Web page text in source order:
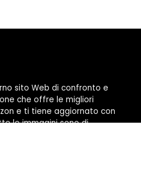
sito Web di confronto e
che offre le migliori
e ti tiene aggiornato con
le immagini sono di